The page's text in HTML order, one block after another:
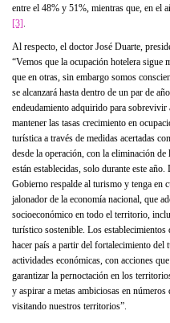
entre el 48% y 51%, mientras que, en el
[3].
Al respecto, el doctor José Duarte,
“Vemos que la ocupación hotelera sigue
que en otras, sin embargo somos
se alcanzará hasta dentro de un par de
endeudamiento adquirido para
mantener las tasas crecimiento en
turística a través de medidas acertadas
desde la operación, con la eliminación
están establecidas, solo durante este
Gobierno respalde al turismo y tenga en
jalonador de la economía nacional, que
socioeconómico en todo el territorio,
turístico sostenible. Los establecimientos
hacer país a partir del fortalecimiento del
actividades económicas, con acciones
garantizar la pernoctación en los
y aspirar a metas ambiciosas en
visitando nuestros territorios”.